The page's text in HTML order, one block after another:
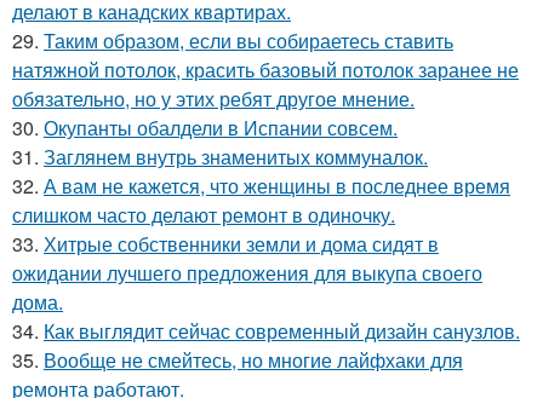
делают в канадских квартирах.
29. Таким образом, если вы собираетесь ставить
натяжной потолок, красить базовый потолок заранее не
обязательно, но у этих ребят другое мнение.
30. Окупанты обалдели в Испании совсем.
31. Заглянем внутрь знаменитых коммуналок.
32. А вам не кажется, что женщины в последнее время
слишком часто делают ремонт в одиночку.
33. Хитрые собственники земли и дома сидят в
ожидании лучшего предложения для выкупа своего
дома.
34. Как выглядит сейчас современный дизайн санузлов.
35. Вообще не смейтесь, но многие лайфхаки для
ремонта работают.